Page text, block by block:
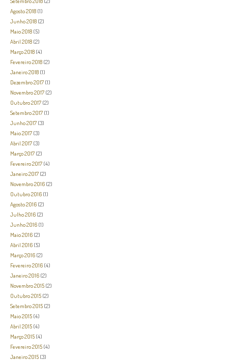
Agosto 2018 (1)
Junho 2018 (2)
Maio 2018 (5)
Abril 2018 (2)
Março 2018 (4)
Fevereiro 2018 (2)
Janeiro 2018 (1)
Dezembro 2017 (1)
Novembro 2017 (2)
Outubro 2017 (2)
Setembro 2017 (1)
Junho 2017 (3)
Maio 2017 (3)
Abril 2017 (3)
Março 2017 (2)
Fevereiro 2017 (4)
Janeiro 2017 (2)
Novembro 2016 (2)
Outubro 2016 (1)
Agosto 2016 (2)
Julho 2016 (2)
Junho 2016 (1)
Maio 2016 (2)
Abril 2016 (5)
Março 2016 (2)
Fevereiro 2016 (4)
Janeiro 2016 (2)
Novembro 2015 (2)
Outubro 2015 (2)
Setembro 2015 (2)
Maio 2015 (4)
Abril 2015 (4)
Março 2015 (4)
Fevereiro 2015 (4)
Janeiro 2015 (3)